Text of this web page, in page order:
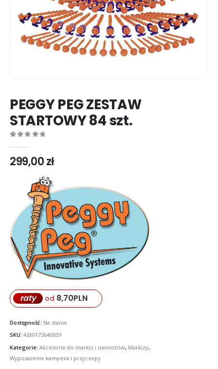
PEGGY PEG ZESTAW
STARTOWY 84 szt.
299,00zł
raty od 8,70PLN
Dostępność: Na stanie
SKU: 4260172640039
Kategorie: Akcesoria do markiz i namiotów, Markizy,
Wyposażenie kampera i przyczepy